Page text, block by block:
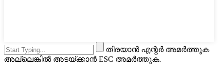
തിരയാൻ എന്റർ അമർത്തുക
അല്ലെങ്കിൽ അടയ്ക്കാൻ ESC അമർത്തുക.